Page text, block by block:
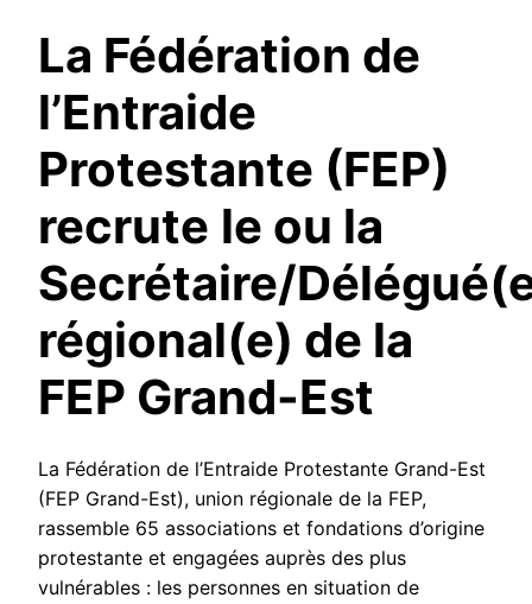
La Fédération de
l’Entraide
Protestante (FEP)
recrute le ou la
Secrétaire/
régional(e) de la
FEP Grand-Est
La Fédération de l’Entraide Protestante Grand-Est
(FEP Grand-Est), union régionale de la FEP,
rassemble 65 associations et fondations d’origine
protestante et engagées auprès des plus
vulnérables : les personnes en situation de